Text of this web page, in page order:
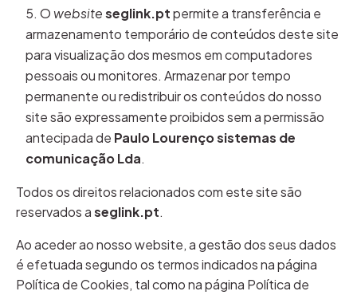
Owebsiteseglink.ptpermite a transferência e
armazenamento temporário de conteúdos deste site
para visualização dos mesmos em computadores
pessoais ou monitores. Armazenar por tempo
permanente ou redistribuir os conteúdos do nosso
site são expressamente proibidos sem a permissão
antecipada de Paulo Lourenço sistemas de
comunicação Lda.
Todos os direitos relacionados com este site são
reservados aseglink.pt.
Ao aceder ao nosso website, a gestão dos seus dados
é efetuada segundo os termos indicados na página
Política de Cookies, tal como na página Política de